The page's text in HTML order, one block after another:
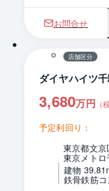
お問合せ
店舗区分
ダイヤハイツ
3,680万円 （
予定利回り：
東京都文京
東京メト
建物
鉄骨鉄筋